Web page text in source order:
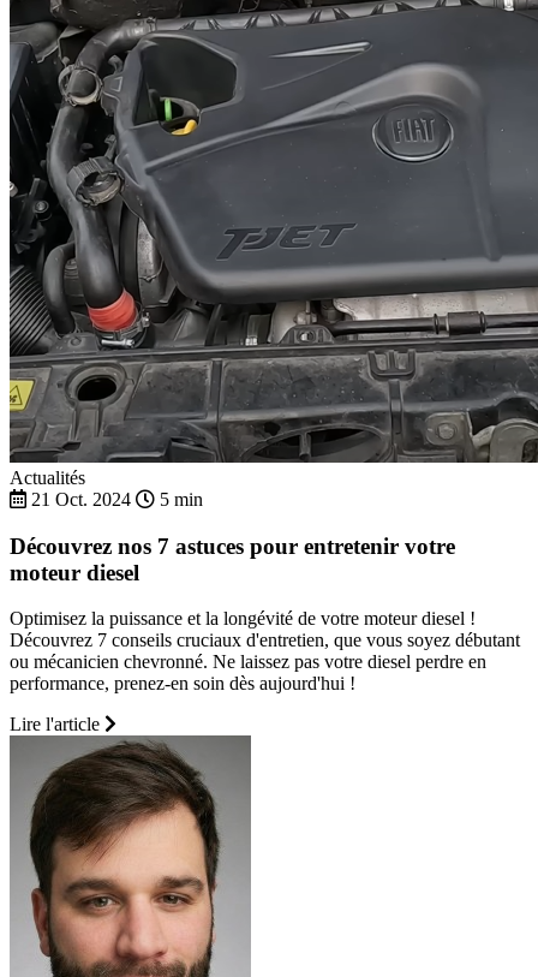
Actualités
21 Oct. 2024
5 min
Découvrez nos 7 astuces pour entretenir votre
moteur diesel
Optimisez la puissance et la longévité de votre moteur diesel !
Découvrez 7 conseils cruciaux d'entretien, que vous soyez débutant
ou mécanicien chevronné. Ne laissez pas votre diesel perdre en
performance, prenez-en soin dès aujourd'hui !
Lire l'article